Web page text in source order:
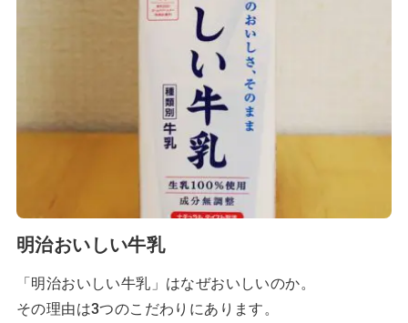
明治おいしい牛乳
「明治おいしい牛乳」はなぜおいしいのか。
その理由は3つのこだわりにあります。